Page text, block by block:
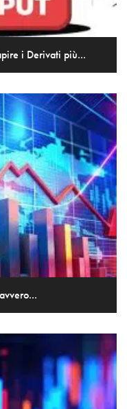
i Derivati più...